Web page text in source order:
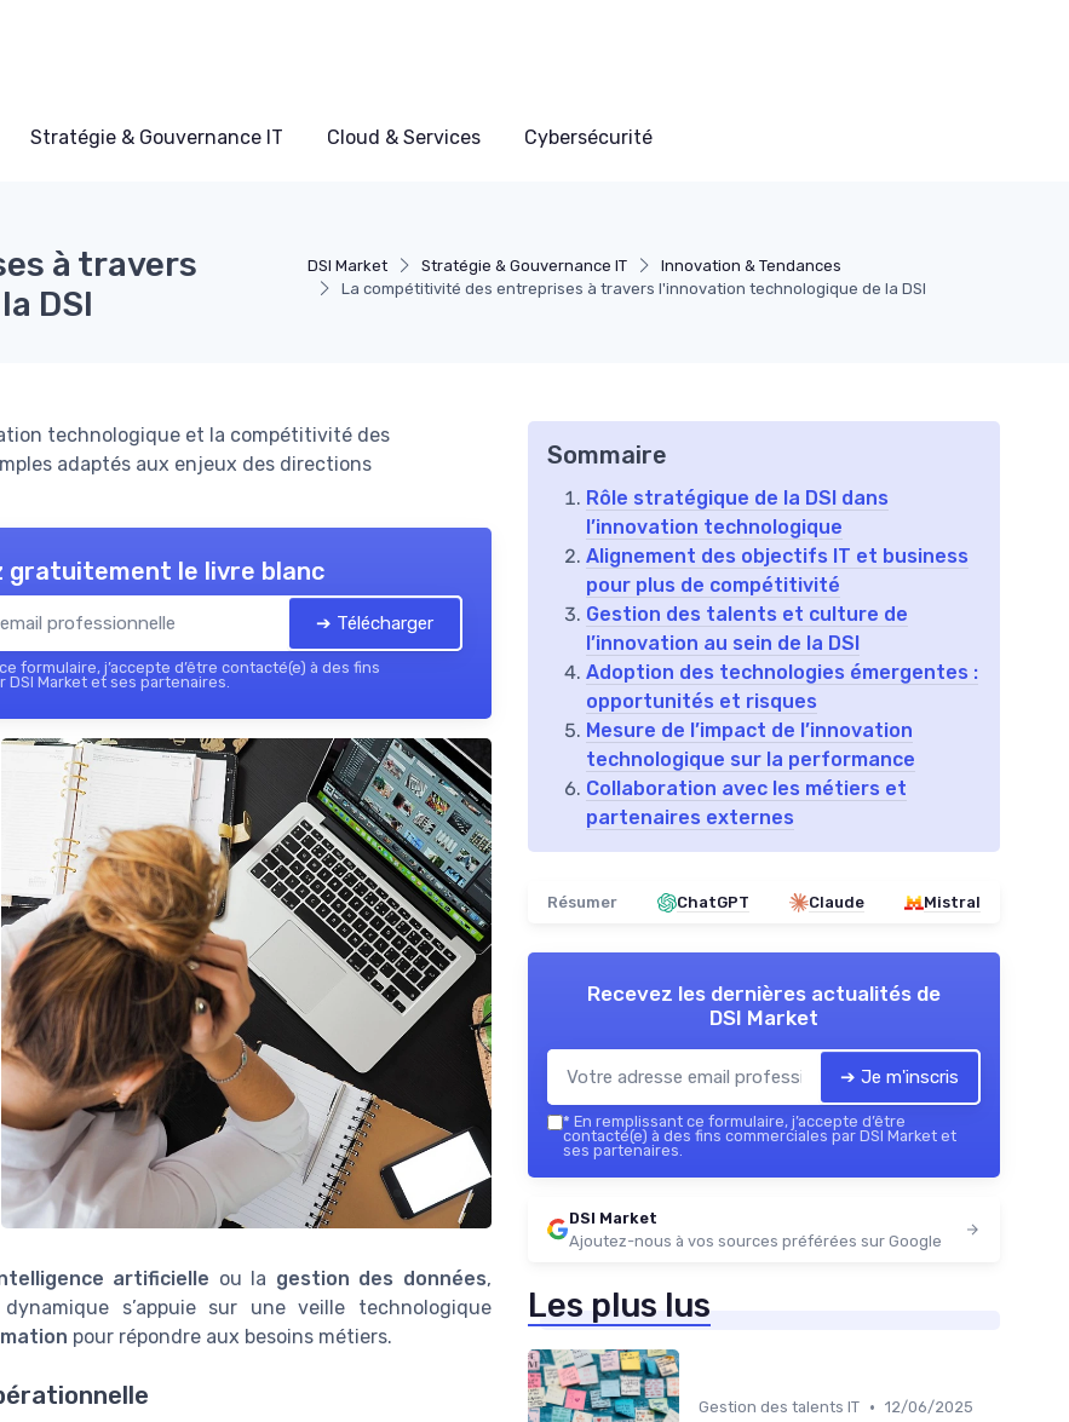
Stratégie & Gouvernance IT Cloud & Services Cybersécurité
DSI Market Stratégie & Gouvernance IT
Innovation & Tendances
La compétitivité des entreprises à travers l'innovation technologique de la DSI
à travers
DSI
technologique et la compétitivité des
adaptés aux enjeux des directions
gratuitement le livre blanc
➔ Télécharger
formulaire, j’accepte d’être contacté(e) à des fins
DSI Market et ses partenaires.
artificielle ou la gestion des données,
s’appuie sur une veille technologique
pour répondre aux besoins métiers.
Sommaire
Rôle stratégique de la DSI dans
l’innovation technologique
Alignement des objectifs IT et business
pour plus de compétitivité
Gestion des talents et culture de
l’innovation au sein de la DSI
Adoption des technologies émergentes :
opportunités et risques
Mesure de l’impact de l’innovation
technologique sur la performance
Collaboration avec les métiers et
partenaires externes
Résumer ChatGPT Claude Mistral
Recevez les dernières actualités de
DSI Market
➔ Je m'inscris
* En remplissant ce formulaire, j’accepte d’être
contacté(e) à des fins commerciales par DSI Market et
ses partenaires.
DSI Market
Ajoutez-nous à vos sources préférées sur Google
Les plus lus
Gestion des talents IT • 12/06/2025